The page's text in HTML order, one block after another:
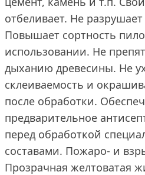
отбеливает. Не
Повышает сортность
использовании. Не
дыханию древесины. Не
склеиваемость и
после обработки.
предварительное
перед обработкой
составами. Пожаро- и
Прозрачная желтоватая